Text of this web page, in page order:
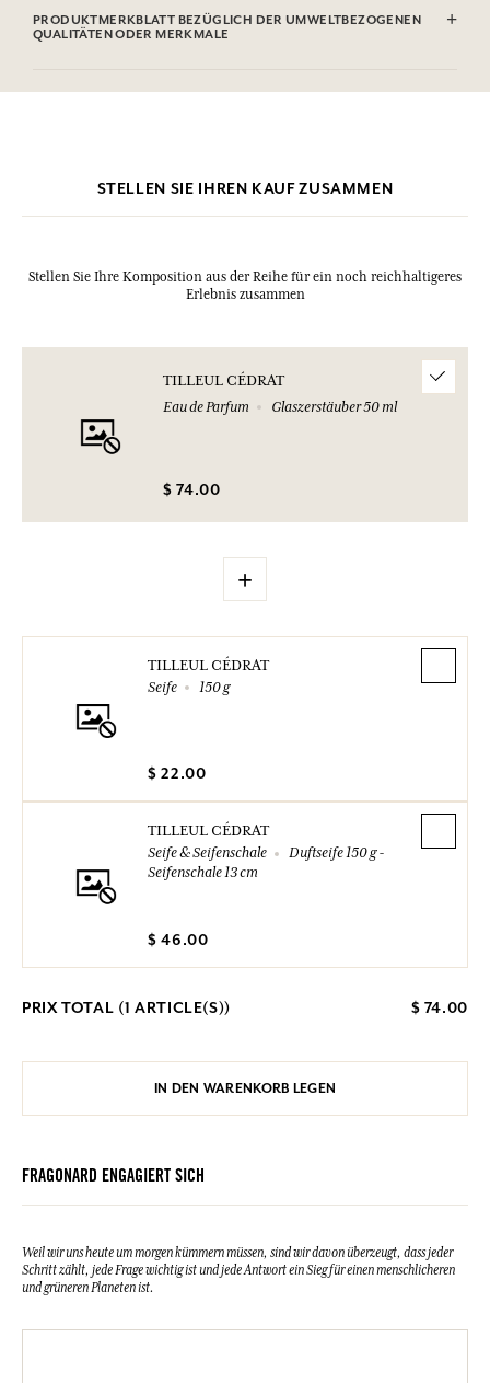
Hexyl Cinnamal, Hydroxycitronellal, Linalool, Limonene,
Isoeugenol, Citral, Amyl Cinnamal, Benzyl Benzoate. Diese Liste kann
PRODUKTMERKBLATT BEZÜGLICH DER UMWELTBEZOGENEN
QUALITÄTEN ODER MERKMALE
Bitte konsultieren Sie die Umweltqualitäten oder -merkmale, indem
STELLEN SIE IHREN KAUF ZUSAMMEN
Stellen Sie Ihre Komposition aus der Reihe für ein noch reichhaltigeres
Erlebnis zusammen
TILLEUL CÉDRAT
Eau de Parfum
Glaszerstäuber 50 ml
$ 74.00
+
TILLEUL CÉDRAT
Seife
150 g
$ 22.00
TILLEUL CÉDRAT
Seife & Seifenschale
Duftseife 150 g -
Seifenschale 13 cm
$ 46.00
PRIX TOTAL (1 ARTICLE(S)) $ 74.00
IN DEN WARENKORB LEGEN
FRAGONARD ENGAGIERT SICH
Weil wir uns heute um morgen kümmern müssen, sind wir davon überzeugt, dass jeder
Schritt zählt, jede Frage wichtig ist und jede Antwort ein Sieg für einen menschlicheren
und grüneren Planeten ist.